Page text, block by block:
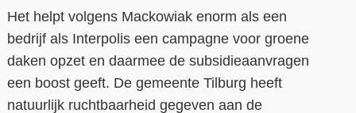
Het helpt volgens Mackowiak enorm als een
bedrijf als Interpolis een campagne voor groene
daken opzet en daarmee de subsidieaanvragen
een boost geeft. De gemeente Tilburg heeft
natuurlijk ruchtbaarheid gegeven aan de